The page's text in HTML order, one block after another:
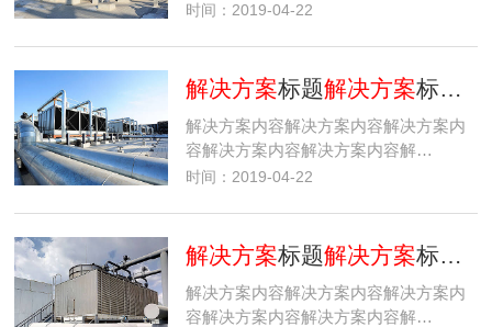
时间：2019-04-22
解决方案标题解决方案标题
解决方案内容解决方案内容解决方案内
容解决方案内容解决方案内容解…
时间：2019-04-22
解决方案标题解决方案标题
解决方案内容解决方案内容解决方案内
容解决方案内容解决方案内容解…